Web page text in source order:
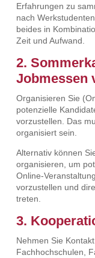
Erfahrungen zu
nach
beides in
Zeit und Aufwand.
2.
Jobmessen
Organisieren Sie
potenzielle
vorzustellen. Das
organisiert sein.
Alternativ können
organisieren, um
Online-
vorzustellen und
treten.
3.
Nehmen Sie
Fachhochschulen,